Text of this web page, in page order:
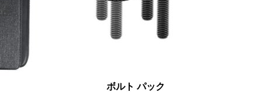
ボルト パック